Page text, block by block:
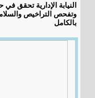
النيابة الإدارية تحقق
وتفحص التراخيص والسلامة
بالكامل